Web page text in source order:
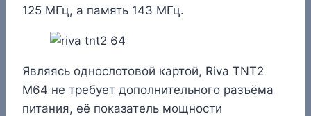
125 МГц, а память 143 МГц.
Являясь однослотовой картой, Riva TNT2
M64 не требует дополнительного разъёма
питания, её показатель мощности